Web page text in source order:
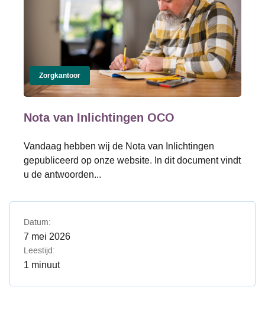
Zorgkantoor
Nota van Inlichtingen OCO
Vandaag hebben wij de Nota van Inlichtingen
gepubliceerd op onze website. In dit document vindt
u de antwoorden...
Datum:
7 mei 2026
Leestijd:
1 minuut